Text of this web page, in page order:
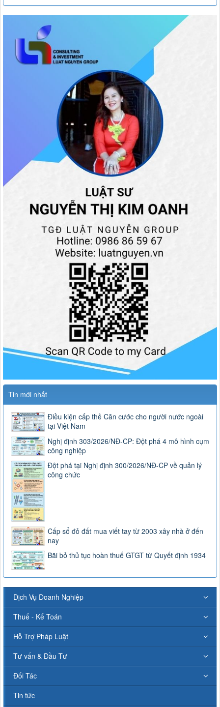
Tin mới nhất
Điều kiện cấp thẻ Căn cước cho người nước ngoài
tại Việt Nam
Nghị định 303/2026/NĐ-CP: Đột phá 4 mô hình cụm
công nghiệp
Đột phá tại Nghị định 300/2026/NĐ-CP về quản lý
công chức
Cấp sổ đỏ đất mua viết tay từ 2003 xây nhà ở đến
nay
Bãi bỏ thủ tục hoàn thuế GTGT từ Quyết định 1934
Dịch Vụ Doanh Nghiệp
Thuế - Kế Toán
Hỗ Trợ Pháp Luật
Tư vấn & Đầu Tư
Đối Tác
Tin tức